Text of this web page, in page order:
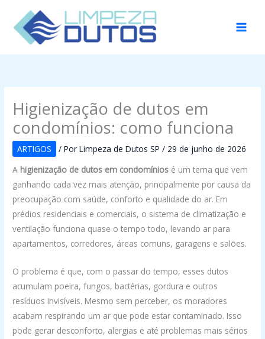
para
Higienização de dutos em
condomínios: como funciona
ARTIGOS / PorLimpeza de Dutos SP/ 29 de junho de 2026
A higienização de dutos em condomínios é um tema que vem
ganhando cada vez mais atenção, principalmente por causa da
preocupação com saúde, conforto e qualidade do ar. Em
prédios residenciais e comerciais, o sistema de climatização e
ventilação funciona quase o tempo todo, levando ar para
apartamentos, corredores, áreas comuns, garagens e salões.
O problema é que, com o passar do tempo, esses dutos
acumulam poeira, fungos, bactérias, gordura e outros
resíduos invisíveis. Mesmo sem perceber, os moradores
acabam respirando um ar que pode estar contaminado. Isso
pode gerar desconforto, alergias e até problemas mais sérios